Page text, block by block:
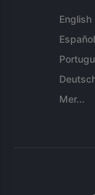
English
Español
Mer...